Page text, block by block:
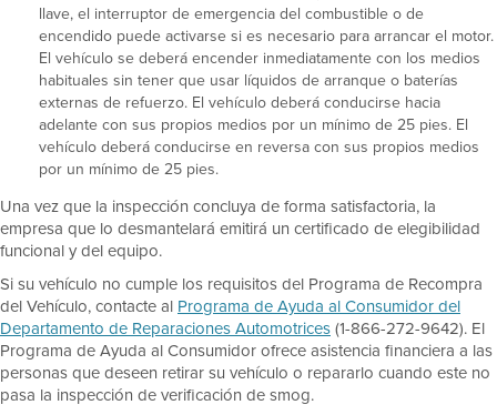
llave, el interruptor de emergencia del combustible o de
encendido puede activarse si es necesario para arrancar el motor.
El vehículo se deberá encender inmediatamente con los medios
habituales sin tener que usar líquidos de arranque o baterías
externas de refuerzo. El vehículo deberá conducirse hacia
adelante con sus propios medios por un mínimo de 25 pies. El
vehículo deberá conducirse en reversa con sus propios medios
por un mínimo de 25 pies.
Una vez que la inspección concluya de forma satisfactoria, la
empresa que lo desmantelará emitirá un certificado de elegibilidad
funcional y del equipo.
Si su vehículo no cumple los requisitos del Programa de Recompra
del Vehículo, contacte al Programa de Ayuda al Consumidor del
Departamento de Reparaciones Automotrices(1-866-272-9642). El
Programa de Ayuda al Consumidor ofrece asistencia financiera a las
personas que deseen retirar su vehículo o repararlo cuando este no
pasa la inspección de verificación de smog.